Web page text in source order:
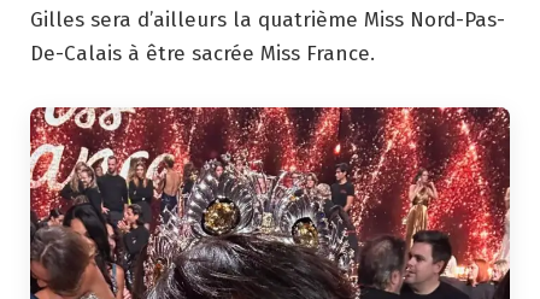
Gilles sera d’ailleurs la quatrième Miss Nord-Pas-
De-Calais à être sacrée Miss France.